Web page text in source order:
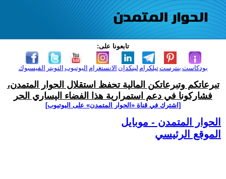
تابعونا على:
الفيسبوك التويتر اليوتيوب الانستغرام لينكدإن تيلكرامبنترست بودكاست
تبرعاتكم وتبرعاتكن المالية تحفظ استقلال الحوار المتمدن،
فشاركونا في دعم استمرارية هذا الفضاء اليساري الحر
[اشترك في قناة ‫«الحوار المتمدن» على اليوتيوب]
الحوار المتمدن - موبايل
الموقع الرئيسي